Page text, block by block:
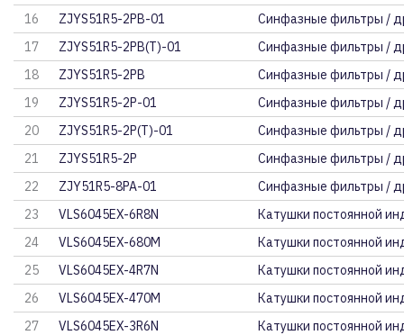
16
ZJYS51R5-2PB-01
Синфазные фильтры /
17
ZJYS51R5-2PB(T)-01
Синфазные фильтры /
18
ZJYS51R5-2PB
Синфазные фильтры /
19
ZJYS51R5-2P-01
Синфазные фильтры /
20
ZJYS51R5-2P(T)-01
Синфазные фильтры /
21
ZJYS51R5-2P
Синфазные фильтры /
22
ZJY51R5-8PA-01
Синфазные фильтры /
23
VLS6045EX-6R8N
Катушки постоянной
24
VLS6045EX-680M
Катушки постоянной
25
VLS6045EX-4R7N
Катушки постоянной
26
VLS6045EX-470M
Катушки постоянной
27
VLS6045EX-3R6N
Катушки постоянной